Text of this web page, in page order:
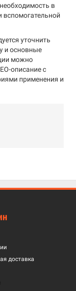
в
вспомогательной
уточнить
и основные
можно
описание с
применения и
доставка